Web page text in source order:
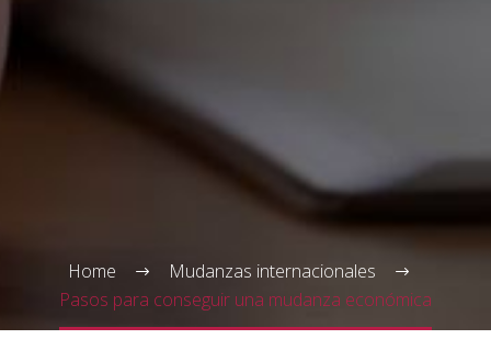
Home
Mudanzas internacionales
Pasos para conseguir una mudanza económica